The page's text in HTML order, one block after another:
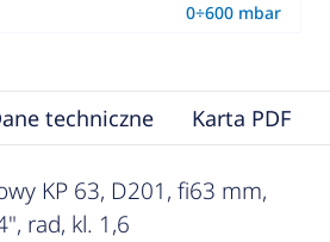
0÷600 mbar
techniczne Karta PDF
KP 63, D201, fi63 mm,
rad, kl. 1,6